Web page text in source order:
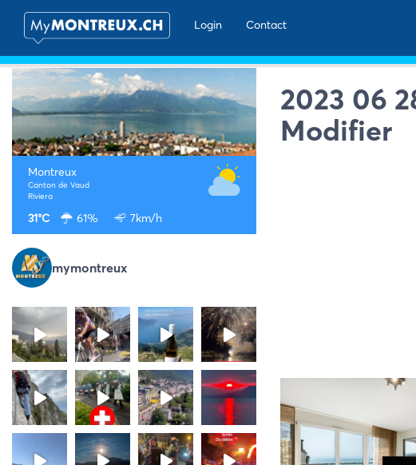
Login
Contact
Montreux
Canton de Vaud
Riviera
31°C 61% 7km/h
mymontreux
2023 06
Modifier